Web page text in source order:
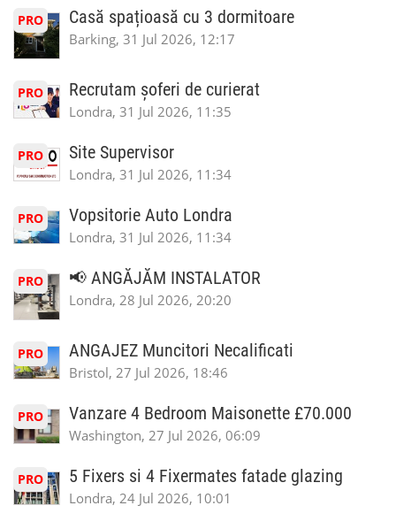
PRO Casă spațioasă cu 3 dormitoare
Barking, 31 Jul 2026, 12:17
PRO Recrutam șoferi de curierat
Londra, 31 Jul 2026, 11:35
PRO Site Supervisor
Londra, 31 Jul 2026, 11:34
PRO Vopsitorie Auto Londra
Londra, 31 Jul 2026, 11:34
PRO 📢 ANGĂJĂM INSTALATOR
Londra, 28 Jul 2026, 20:20
PRO ANGAJEZ Muncitori Necalificati
Bristol, 27 Jul 2026, 18:46
PRO Vanzare 4 Bedroom Maisonette £70.000
Washington, 27 Jul 2026, 06:09
PRO 5 Fixers si 4 Fixermates fatade glazing
Londra, 24 Jul 2026, 10:01